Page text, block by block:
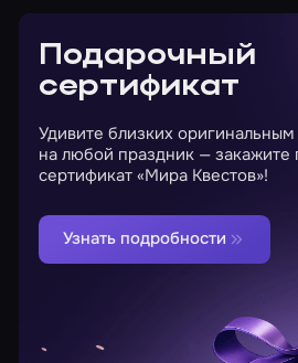
Подарочный
сертификат
Удивите близких
на любой праздник — закажите
сертификат «Мира Квестов»!
Узнать подробности